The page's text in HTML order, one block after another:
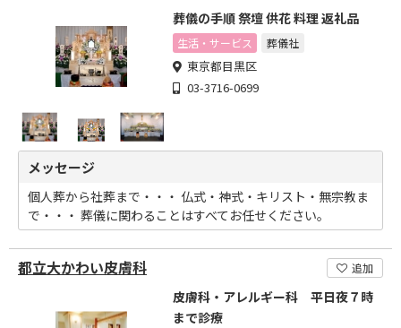
葬儀の手順 祭壇 供花 料理 返礼品
生活・サービス 葬儀社
東京都目黒区
03-3716-0699
メッセージ
個人葬から社葬まで・・・ 仏式・神式・キリスト・無宗教ま
で・・・ 葬儀に関わることはすべてお任せください。
都立大かわい皮膚科 追加
皮膚科・アレルギー科 平日夜７時
まで診療